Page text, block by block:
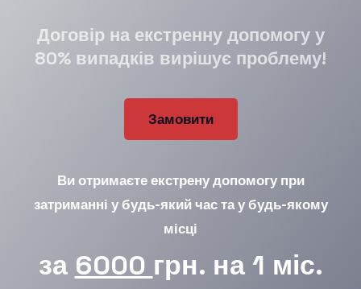
Договір на екстренну допомогу у
80% випадків вирішує проблему!
Замовити
Ви отримаєте екстрену допомогу при
затриманні у будь-який час та у будь-якому
місці
за 6000 грн. на 1 міс.